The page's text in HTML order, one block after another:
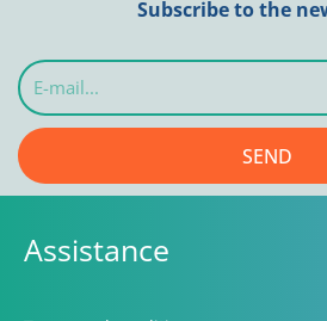
Subscribe to the
E-
mail...
SEND
Assistance